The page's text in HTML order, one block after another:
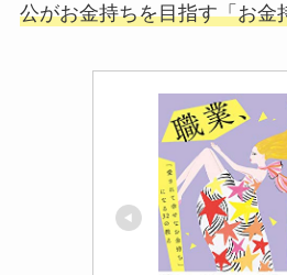
公がお金持ちを目指す「お金